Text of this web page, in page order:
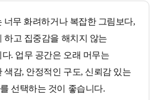
너무 화려하거나 복잡한 그림보다,
하고 집중감을 해치지 않는
. 업무 공간은 오래 머무는
색감, 안정적인 구도, 신뢰감 있는
선택하는 것이 좋습니다.